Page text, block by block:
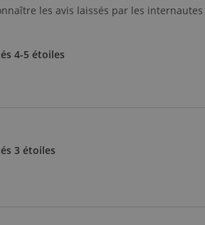
les avis laissés par les internautes
4-5 étoiles
3 étoiles